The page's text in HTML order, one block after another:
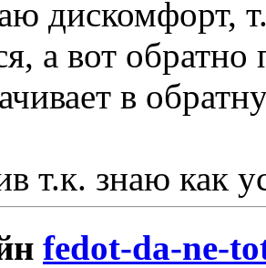
дискомфорт,
а вот
в
т.к. знаю как
fedot-da-ne-